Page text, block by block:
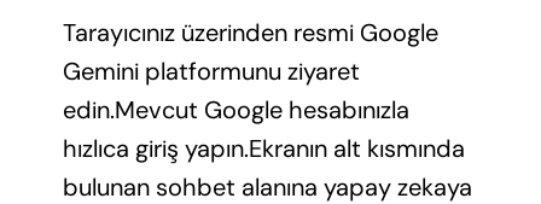
Tarayıcınız üzerinden resmi Google
Gemini platformunu ziyaret
edin.Mevcut Google hesabınızla
hızlıca giriş yapın.Ekranın alt kısmında
bulunan sohbet alanına yapay zekaya